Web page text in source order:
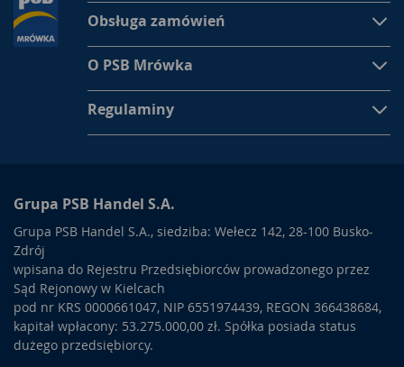
Obsługa zamówień
O PSB Mrówka
Regulaminy
Grupa PSB Handel S.A.
Grupa PSB Handel S.A., siedziba: Wełecz 142, 28-100 Busko-
Zdrój
wpisana do Rejestru Przedsiębiorców prowadzonego przez
Sąd Rejonowy w Kielcach
pod nr KRS 0000661047, NIP 6551974439, REGON 366438684,
kapitał wpłacony: 53.275.000,00 zł. Spółka posiada status
dużego przedsiębiorcy.